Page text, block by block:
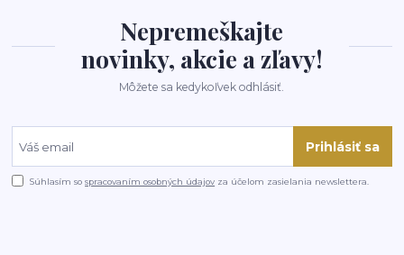
Nepremeškajte
novinky, akcie a zľavy!
Môžete sa kedykoľvek odhlásiť.
Prihlásiť sa
Súhlasím sospracovaním osobných údajov za účelom zasielania newslettera.